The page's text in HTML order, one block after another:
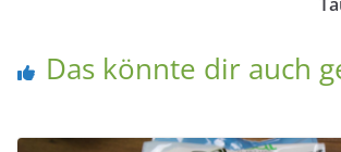
Das könnte dir auch